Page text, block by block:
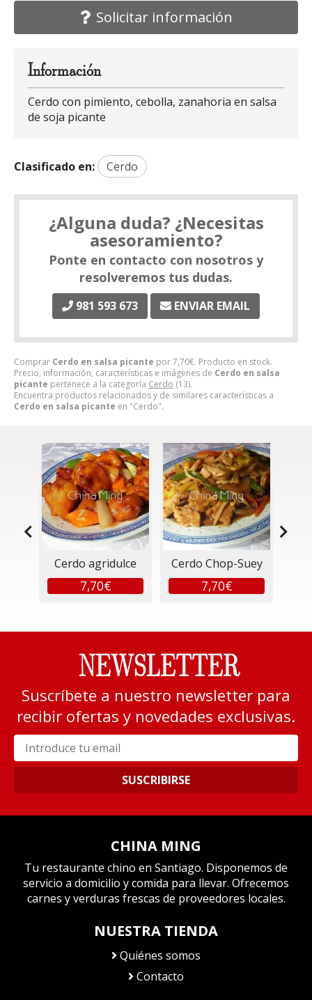
Solicitar información
Comprar Cerdo en salsa picante por7,70€. Producto en stock.
Precio, información, características e imágenes de Cerdo en salsa
picante pertenece a la categoría Cerdo (13).
Encuentra productos relacionados y de similares características a
Cerdo en salsa picante en "Cerdo".
Información
Cerdo con pimiento, cebolla, zanahoria en salsa
de soja picante
Clasificado en: Cerdo
¿Alguna duda? ¿Necesitas
asesoramiento?
Ponte en contacto con nosotros y
resolveremos tus dudas.
981 593 673 ENVIAR EMAIL
Cerdo agridulce
7,70€
Cerdo Chop-Suey
7,70€
NEWSLETTER
Suscríbete a nuestro newsletter para
recibir ofertas y novedades exclusivas.
SUSCRIBIRSE
CHINA MING
Tu restaurante chino en Santiago. Disponemos de
servicio a domicilio y comida para llevar. Ofrecemos
carnes y verduras frescas de proveedores locales.
NUESTRA TIENDA
Quiénes somos
Contacto